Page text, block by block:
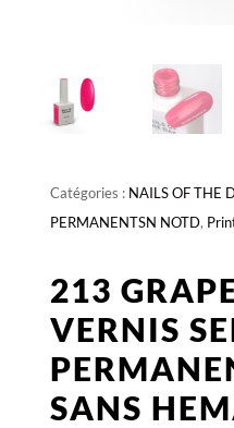
Catégories : NAILS OF THE
PERMANENTSN NOTD,
213
VERNIS
SANS